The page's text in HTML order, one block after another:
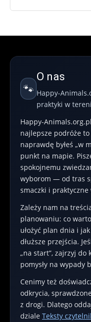
🐾
O nas
Happy-
praktyki w
Happy-
najlepsze podróże
naprawdę byłeś „w
punkt na mapie.
spokojnemu
wyborom — od tras
smaczki i
Zależy nam na
planowaniu: co
ułożyć plan dnia i
dłuższe przejścia.
„na start”, zajrzyj do
pomysły na wypady
Cenimy też
odkrycia,
z drogi. Dlatego
dziale Teksty